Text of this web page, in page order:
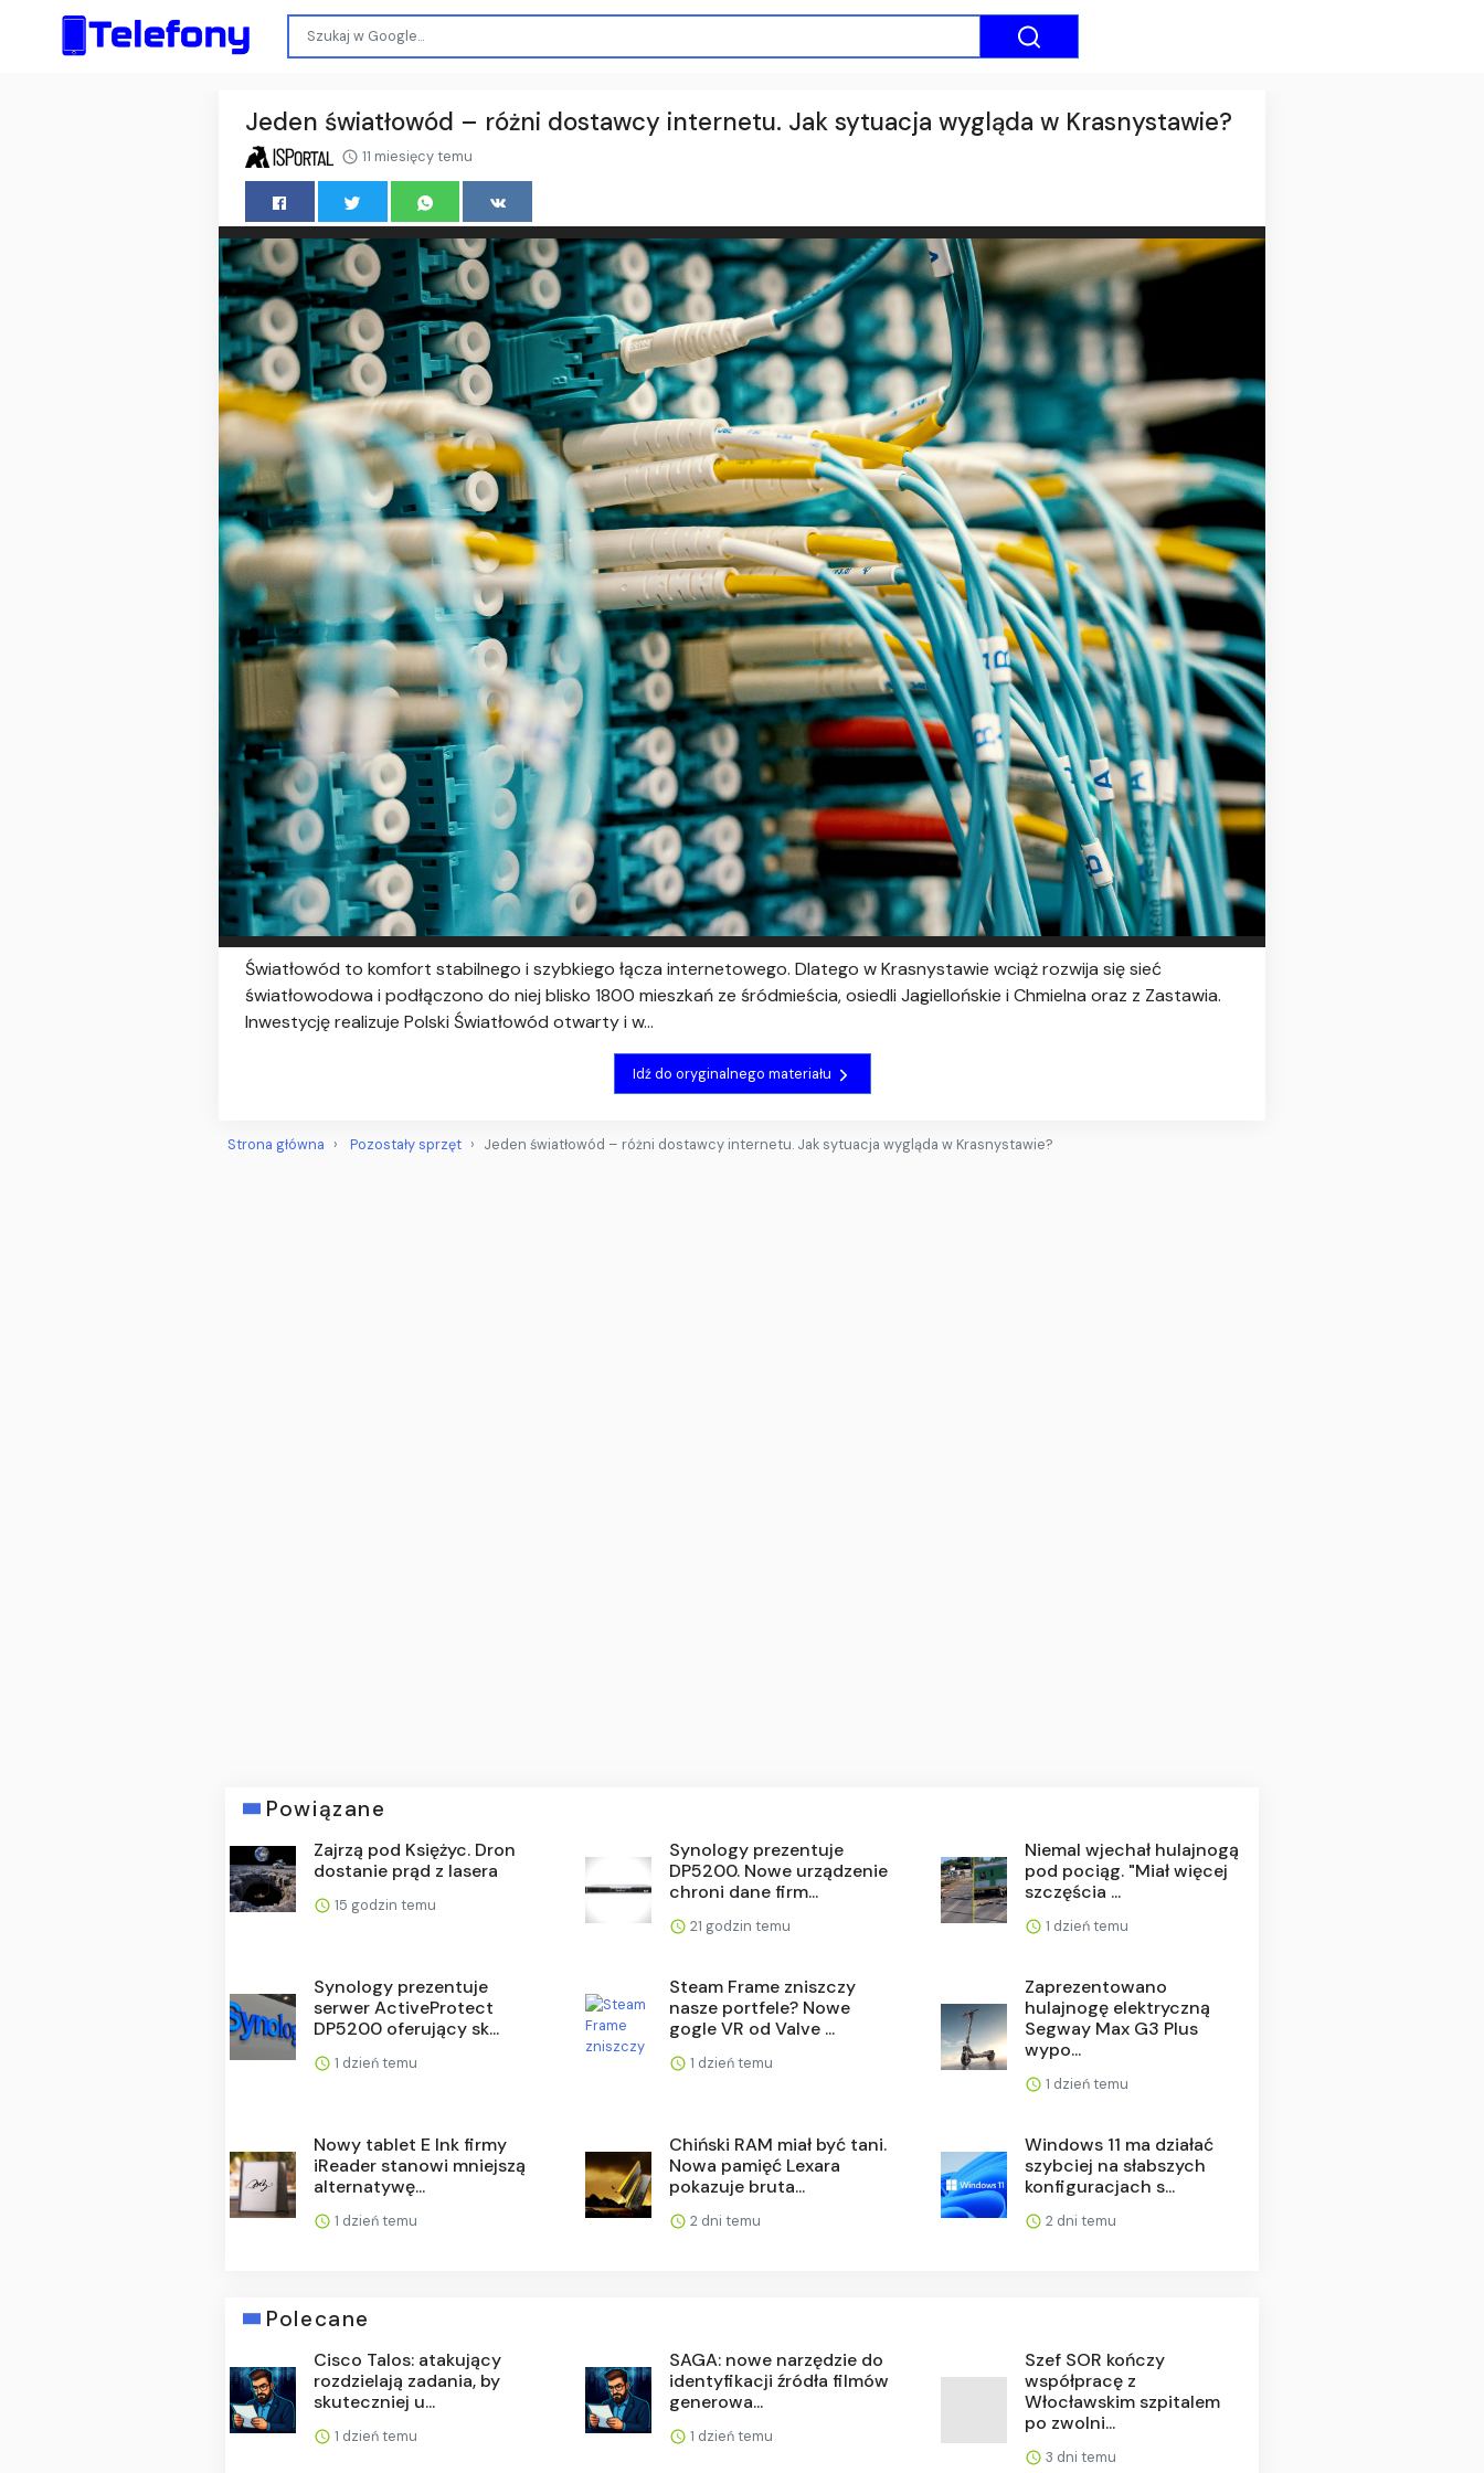
Jeden światłowód – różni dostawcy internetu. Jak sytuacja wygląda w Krasnystawie?
11 miesięcy temu
Światłowód to komfort stabilnego i szybkiego łącza internetowego. Dlatego w Krasnystawie wciąż rozwija się sieć
światłowodowa i podłączono do niej blisko 1800 mieszkań ze śródmieścia, osiedli Jagiellońskie i Chmielna oraz z Zastawia.
Inwestycję realizuje Polski Światłowód otwarty i w...
Idź do oryginalnego materiału
Strona główna Pozostały sprzęt Jeden światłowód – różni dostawcy internetu. Jak sytuacja wygląda w Krasnystawie?
Powiązane
Zajrzą pod Księżyc. Dron
dostanie prąd z lasera
15 godzin temu
Synology prezentuje
DP5200. Nowe urządzenie
chroni dane firm...
21 godzin temu
Niemal wjechał hulajnogą
pod pociąg. "Miał więcej
szczęścia ...
1 dzień temu
Synology prezentuje
serwer ActiveProtect
DP5200 oferujący sk...
1 dzień temu
Steam Frame zniszczy
nasze portfele? Nowe
gogle VR od Valve ...
1 dzień temu
Zaprezentowano
hulajnogę elektryczną
Segway Max G3 Plus
wypo...
1 dzień temu
Nowy tablet E Ink firmy
iReader stanowi mniejszą
alternatywę...
1 dzień temu
Chiński RAM miał być tani.
Nowa pamięć Lexara
pokazuje bruta...
2 dni temu
Windows 11 ma działać
szybciej na słabszych
konfiguracjach s...
2 dni temu
Polecane
Cisco Talos: atakujący
rozdzielają zadania, by
skuteczniej u...
1 dzień temu
SAGA: nowe narzędzie do
identyfikacji źródła filmów
generowa...
1 dzień temu
Szef SOR kończy
współpracę z
Włocławskim szpitalem
po zwolni...
3 dni temu